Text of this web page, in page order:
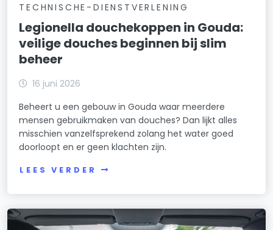
TECHNISCHE-DIENSTVERLENING
Legionella douchekoppen in Gouda:
veilige douches beginnen bij slim
beheer
16 juni 2026
Beheert u een gebouw in Gouda waar meerdere
mensen gebruikmaken van douches? Dan lijkt alles
misschien vanzelfsprekend zolang het water goed
doorloopt en er geen klachten zijn.
LEES VERDER